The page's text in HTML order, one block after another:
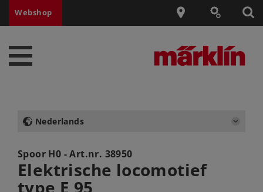
Webshop
Nederlands
Spoor H0 - Art.nr. 38950
Elektrische locomotief
type E 95